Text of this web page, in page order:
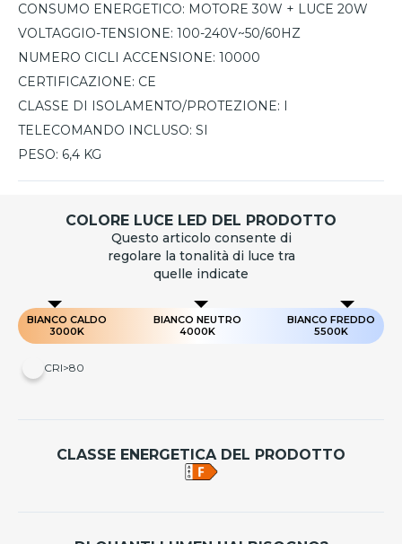
CONSUMO ENERGETICO: MOTORE 30W + LUCE 20W
VOLTAGGIO-TENSIONE: 100-240V~50/60HZ
NUMERO CICLI ACCENSIONE: 10000
CERTIFICAZIONE: CE
CLASSE DI ISOLAMENTO/PROTEZIONE: I
TELECOMANDO INCLUSO: SI
PESO: 6,4 KG
COLORE LUCE LED DEL PRODOTTO
Questo articolo consente di
regolare la tonalità di luce tra
quelle indicate
BIANCO CALDO
3000K
BIANCO NEUTRO
4000K
BIANCO FREDDO
5500K
CRI>80
CLASSE ENERGETICA DEL PRODOTTO